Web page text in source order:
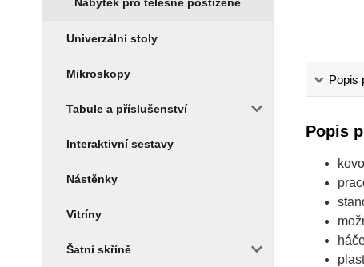
Univerzální stoly
Mikroskopy
Tabule a příslušenství
Interaktivní sestavy
Nástěnky
Vitríny
Šatní skříně
Popis
Popis